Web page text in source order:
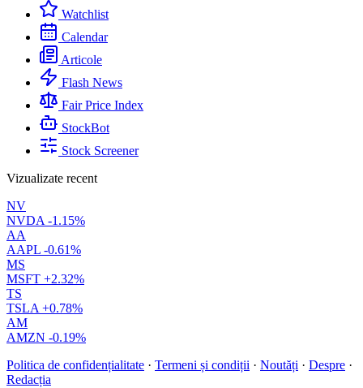
Watchlist
Calendar
Articole
Flash News
Fair Price Index
StockBot
Stock Screener
Vizualizate recent
NV
NVDA -1.15%
AA
AAPL -0.61%
MS
MSFT +2.32%
TS
TSLA +0.78%
AM
AMZN -0.19%
Politica de confidențialitate · Termeni și condiții · Noutăți · Despre ·
Redacția